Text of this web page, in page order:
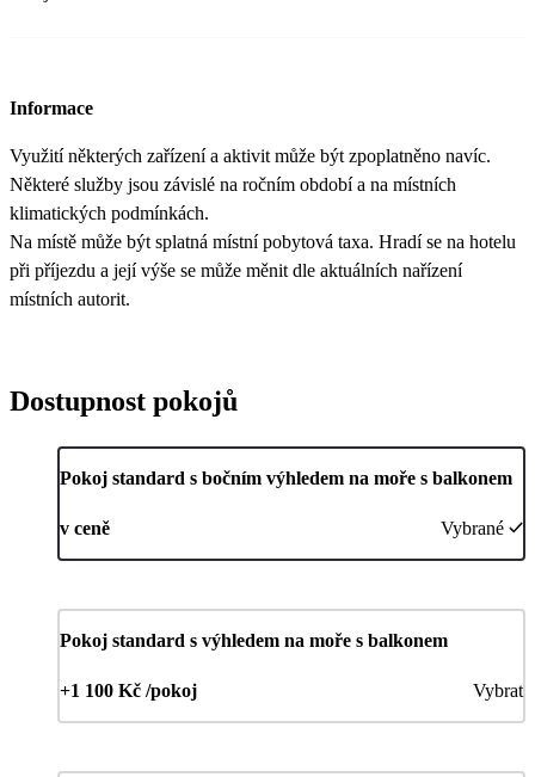
Informace
Využití některých zařízení a aktivit může být zpoplatněno navíc.
Některé služby jsou závislé na ročním období a na místních
klimatických podmínkách.
Na místě může být splatná místní pobytová taxa. Hradí se na hotelu
při příjezdu a její výše se může měnit dle aktuálních nařízení
místních autorit.
Dostupnost pokojů
Pokoj standard s bočním výhledem na moře s balkonem
v ceně Vybrané
Pokoj standard s výhledem na moře s balkonem
+1 100 Kč /pokoj Vybrat